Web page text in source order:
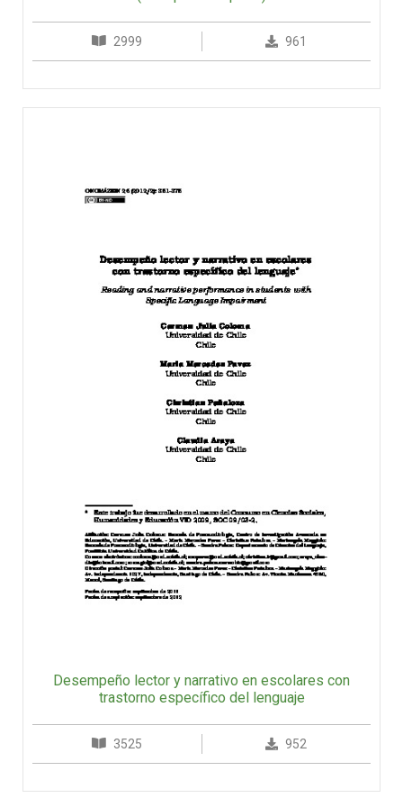
2999 961
Desempeño lector y narrativo en escolares con
trastorno específico del lenguaje
3525 952